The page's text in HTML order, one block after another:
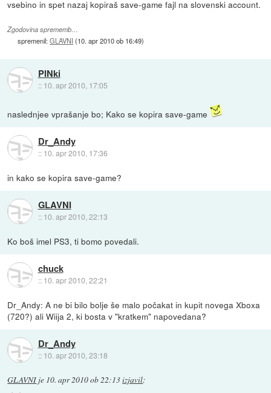
vsebino in spet nazaj kopiraš save-game fajl na slovenski account.
Zgodovina sprememb…
spremenil:GLAVNI (10. apr 2010 ob 16:49)
PINki
:: 10. apr 2010, 17:05
naslednjee vprašanje bo; Kako se kopira save-game
Dr_Andy
:: 10. apr 2010, 17:36
in kako se kopira save-game?
GLAVNI
:: 10. apr 2010, 22:13
Ko boš imel PS3, ti bomo povedali.
chuck
:: 10. apr 2010, 22:21
Dr_Andy: A ne bi bilo bolje še malo počakat in kupit novega Xboxa
(720?) ali Wiija 2, ki bosta v "kratkem" napovedana?
Dr_Andy
:: 10. apr 2010, 23:18
GLAVNI je 10. apr 2010 ob 22:13izjavil: